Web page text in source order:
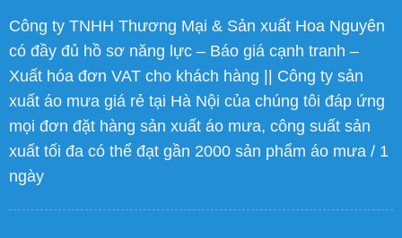
Công ty TNHH Thương Mại & Sản xuất Hoa Nguyên
có đầy đủ hồ sơ năng lực – Báo giá cạnh tranh –
Xuất hóa đơn VAT cho khách hàng || Công ty sản
xuất áo mưa giá rẻ tại Hà Nội của chúng tôi đáp ứng
mọi đơn đặt hàng sản xuất áo mưa, công suất sản
xuất tối đa có thể đạt gần 2000 sản phẩm áo mưa / 1
ngày